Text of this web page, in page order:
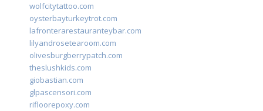
wolfcitytattoo.com
oysterbayturkeytrot.com
lafronterarestauranteybar.com
lilyandrosetearoom.com
olivesburgberrypatch.com
theslushkids.com
giobastian.com
glpascensori.com
rifloorepoxy.com